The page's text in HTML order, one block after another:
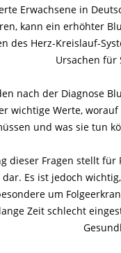
Erwachsene in
kann ein erhöhter
des Herz-Kreislauf-
Ursachen für
nach der Diagnose
wichtige Werte,
und was sie tun
dieser Fragen stellt
Es ist jedoch
um
Zeit schlecht